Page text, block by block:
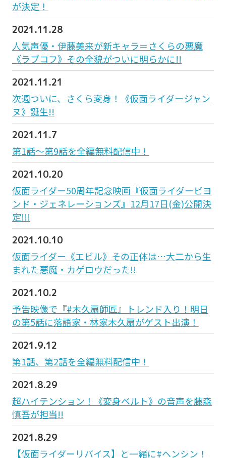
が決定！
2021.11.28
人気声優・伊藤美来が新キャラ＝さくらの悪魔
《ラブコフ》その全貌がついに明らかに!!
2021.11.21
次週ついに、さくら変身！《仮面ライダージャン
ヌ》誕生!!
2021.11.7
第1話〜第9話を全編無料配信中！
2021.10.20
仮面ライダー50周年記念映画『仮面ライダービヨ
ンド・ジェネレーションズ』12月17日(金)公開決
定!!!
2021.10.10
仮面ライダー《エビル》その正体は…大二から生
まれた悪魔・カゲロウだった!!
2021.10.2
予告映像で『#木久扇師匠』トレンド入り！明日
の第5話に落語家・林家木久扇がゲスト出演！
2021.9.12
第1話、第2話を全編無料配信中！
2021.8.29
超ハイテンション！《変身ベルト》の音声を藤森
慎吾が担当!!
2021.8.29
【仮面ライダーリバイス】と一緒に#ヘンシン！